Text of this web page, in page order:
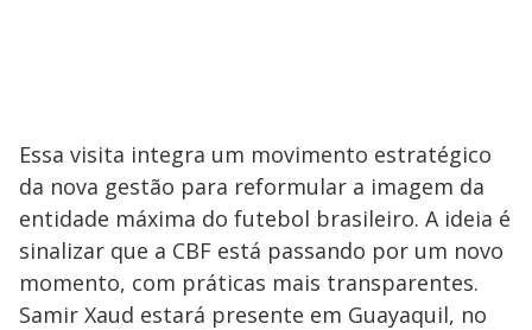
Essa visita integra um movimento estratégico
da nova gestão para reformular a imagem da
entidade máxima do futebol brasileiro. A ideia é
sinalizar que a CBF está passando por um novo
momento, com práticas mais transparentes.
Samir Xaud estará presente em Guayaquil, no